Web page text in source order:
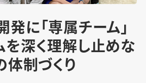
発に「専属チーム」
を深く理解し止めな
体制づくり